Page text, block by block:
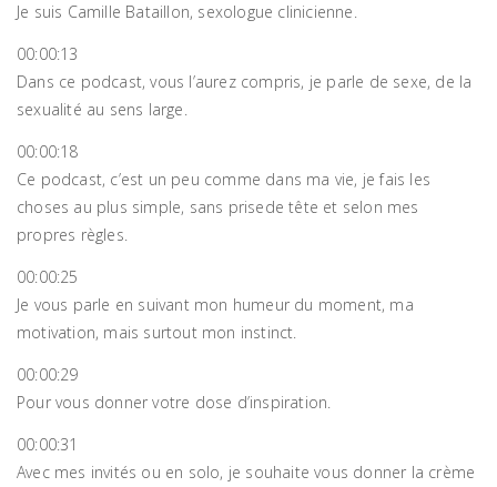
Je suis Camille Bataillon, sexologue clinicienne.
00:00:13
Dans ce podcast, vous l’aurez compris, je parle de sexe, de la
sexualité au sens large.
00:00:18
Ce podcast, c’est un peu comme dans ma vie, je fais les
choses au plus simple, sans prisede tête et selon mes
propres règles.
00:00:25
Je vous parle en suivant mon humeur du moment, ma
motivation, mais surtout mon instinct.
00:00:29
Pour vous donner votre dose d’inspiration.
00:00:31
Avec mes invités ou en solo, je souhaite vous donner la crème